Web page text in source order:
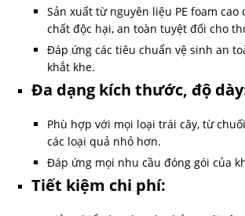
Sản xuất từ nguyên liệu PE foam cao
chất độc hại, an toàn tuyệt đối cho
Đáp ứng các tiêu chuẩn vệ sinh an
khắt khe.
Đa dạng kích thước, độ
Phù hợp với mọi loại trái cây, từ
các loại quả nhỏ hơn.
Đáp ứng mọi nhu cầu đóng gói của
Tiết kiệm chi phí: